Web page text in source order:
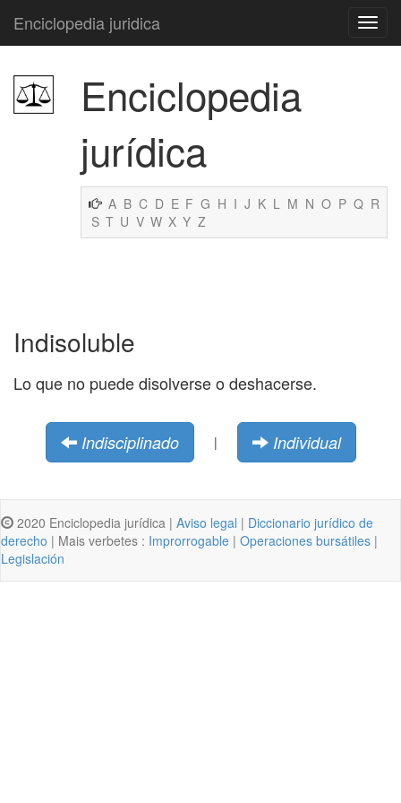
Enciclopedia juridica
Enciclopedia
jurídica
A B C D E F G H I J K L M N O P Q R
S T U V W X Y Z
Indisoluble
Lo que no puede disolverse o deshacerse.
Indisciplinado | Individual
2020 Enciclopedia jurídica | Aviso legal | Diccionario jurídico de
derecho | Mais verbetes : Improrrogable | Operaciones bursátiles |
Legislación